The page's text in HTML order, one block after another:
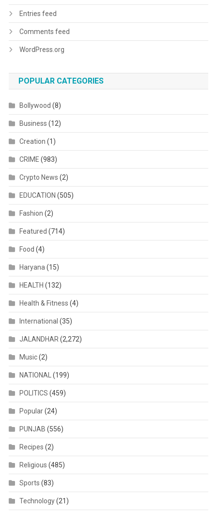
Entries feed
Comments feed
WordPress.org
POPULAR CATEGORIES
Bollywood (8)
Business (12)
Creation (1)
CRIME (983)
Crypto News (2)
EDUCATION (505)
Fashion (2)
Featured (714)
Food (4)
Haryana (15)
HEALTH (132)
Health & Fitness (4)
International (35)
JALANDHAR (2,272)
Music(2)
NATIONAL (199)
POLITICS (459)
Popular(24)
PUNJAB (556)
Recipes (2)
Religious (485)
Sports (83)
Technology(21)